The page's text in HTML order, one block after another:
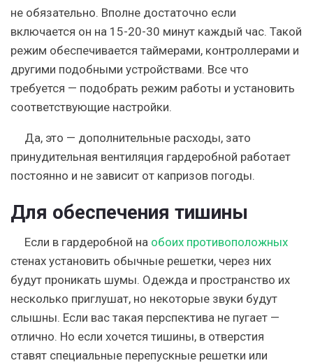
не обязательно. Вполне достаточно если
включается он на 15-20-30 минут каждый час. Такой
режим обеспечивается таймерами, контроллерами и
другими подобными устройствами. Все что
требуется — подобрать режим работы и установить
соответствующие настройки.
Да, это — дополнительные расходы, зато
принудительная вентиляция гардеробной работает
постоянно и не зависит от капризов погоды.
Для обеспечения тишины
Если в гардеробной на обоих противоположных
стенах установить обычные решетки, через них
будут проникать шумы. Одежда и пространство их
несколько приглушат, но некоторые звуки будут
слышны. Если вас такая перспектива не пугает —
отлично. Но если хочется тишины, в отверстия
ставят специальные перепускные решетки или